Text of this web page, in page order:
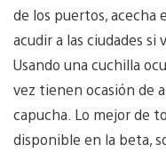
de los puertos, acecha
acudir a las ciudades
Usando una cuchilla
vez tienen ocasión de
capucha. Lo mejor de
disponible en la beta,